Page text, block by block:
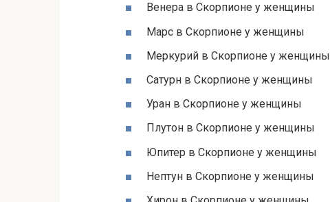
Венера в Скорпионе у женщины
Марс в Скорпионе у женщины
Меркурий в Скорпионе у женщины
Сатурн в Скорпионе у женщины
Уран в Скорпионе у женщины
Плутон в Скорпионе у женщины
Юпитер в Скорпионе у женщины
Нептун в Скорпионе у женщины